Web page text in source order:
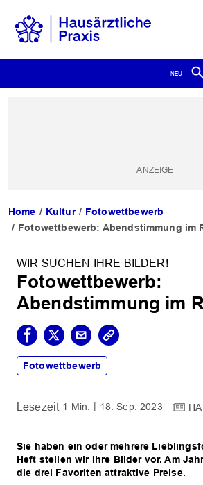
Home Kultur
Fotowettbewerb
Fotowettbewerb: Abendstimmung im
WIR SUCHEN IHRE BILDER!
Fotowettbewerb:
Abendstimmung im
Fotowettbewerb
1 Min. 18. Sep. 2023
Sie haben ein oder mehrere
Heft stellen wir Ihre Bilder vor. Am
die drei Favoriten attraktive Preise.